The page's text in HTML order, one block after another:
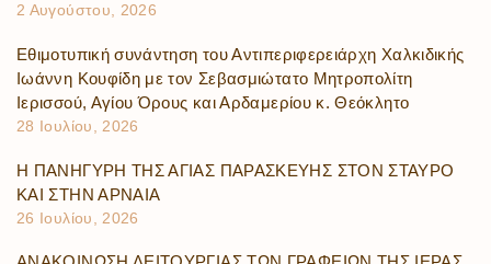
2 Αυγούστου, 2026
Εθιμοτυπική συνάντηση του Αντιπεριφερειάρχη Χαλκιδικής
Ιωάννη Κουφίδη με τον Σεβασμιώτατο Μητροπολίτη
Ιερισσού, Αγίου Όρους και Αρδαμερίου κ. Θεόκλητο
28 Ιουλίου, 2026
Η ΠΑΝΗΓΥΡΗ ΤΗΣ ΑΓΙΑΣ ΠΑΡΑΣΚΕΥΗΣ ΣΤΟΝ ΣΤΑΥΡΟ
ΚΑΙ ΣΤΗΝ ΑΡΝΑΙΑ
26 Ιουλίου, 2026